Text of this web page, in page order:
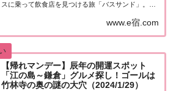
スに乗って飲食店を見つける旅「バスサンド」。舞
て飲食店は見つかるのか？ゴールの開運巨大洞窟を
www.e宿.com
【帰れマンデー】辰年の開運スポット
「江の島～鎌倉」グルメ探し！ゴールは
竹林寺の奥の謎の大穴（2024/1/29）